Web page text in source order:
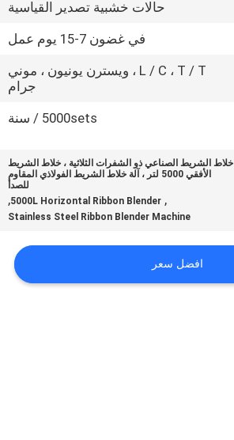
حالات خشبية تصدير القياسية
في غضون 7-15 يوم عمل
L / C ، T / T ، ويسترن يونيون ، موني
جرام
5000sets / سنة
خلاط الشريط الصناعي ذو الشفرات الثلاثية ، خلاط الشريط
الأفقي 5000 لتر ، آلة خلاط الشريط الفولاذي المقاوم
للصدأ
,
5000L Horizontal Ribbon Blender
,
Stainless Steel Ribbon Blender Machine
افضل سعر